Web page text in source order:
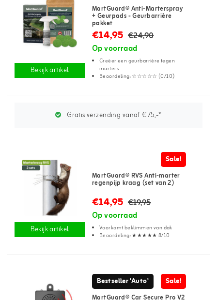
Bekijk artikel
MartGuard® Anti-Marterspray
+ Geurpads - Geurbarrière
pakket
€14,95 €24,90
Op voorraad
Creëer een geurbarrière tegen
marters
Beoordeling: ☆☆☆☆☆ (0/10)
Gratis verzending vanaf €75,-*
Bekijk artikel
Sale!
MartGuard® RVS Anti-marter
regenpijp kraag (set van 2)
€14,95 €19,95
Op voorraad
Voorkomt beklimmen van dak
Beoordeling: ★★★★★ 8/10
Bestseller 'Auto' Sale!
MartGuard® Car Secure Pro V2